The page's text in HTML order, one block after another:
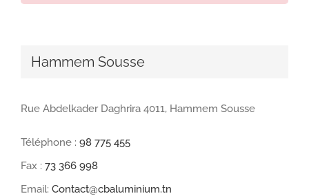
Hammem Sousse
Rue Abdelkader Daghrira 4011, Hammem Sousse
Téléphone : 98 775 455
Fax : 73 366 998
Email: Contact@cbaluminium.tn